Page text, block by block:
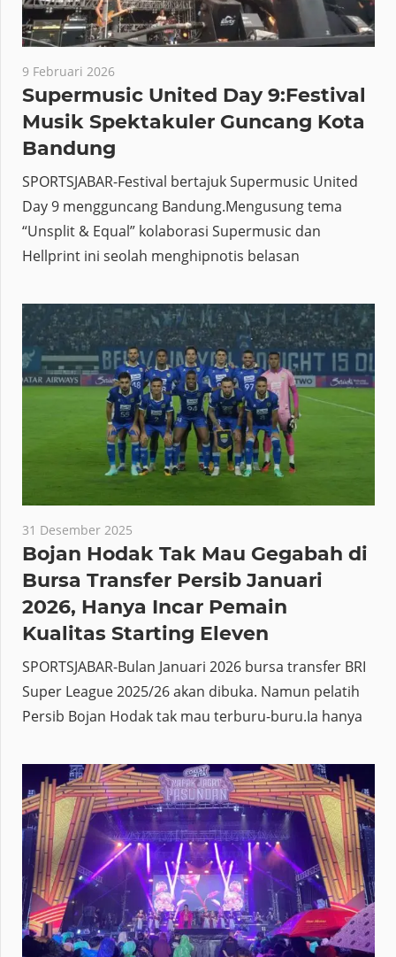
9 Februari 2026
Supermusic United Day 9:Festival
Musik Spektakuler Guncang Kota
Bandung
SPORTSJABAR-Festival bertajuk Supermusic United
Day 9 mengguncang Bandung.Mengusung tema
“Unsplit & Equal” kolaborasi Supermusic dan
Hellprint ini seolah menghipnotis belasan
31 Desember 2025
Bojan Hodak Tak Mau Gegabah di
Bursa Transfer Persib Januari
2026, Hanya Incar Pemain
Kualitas Starting Eleven
SPORTSJABAR-Bulan Januari 2026 bursa transfer BRI
Super League 2025/26 akan dibuka. Namun pelatih
Persib Bojan Hodak tak mau terburu-buru.Ia hanya